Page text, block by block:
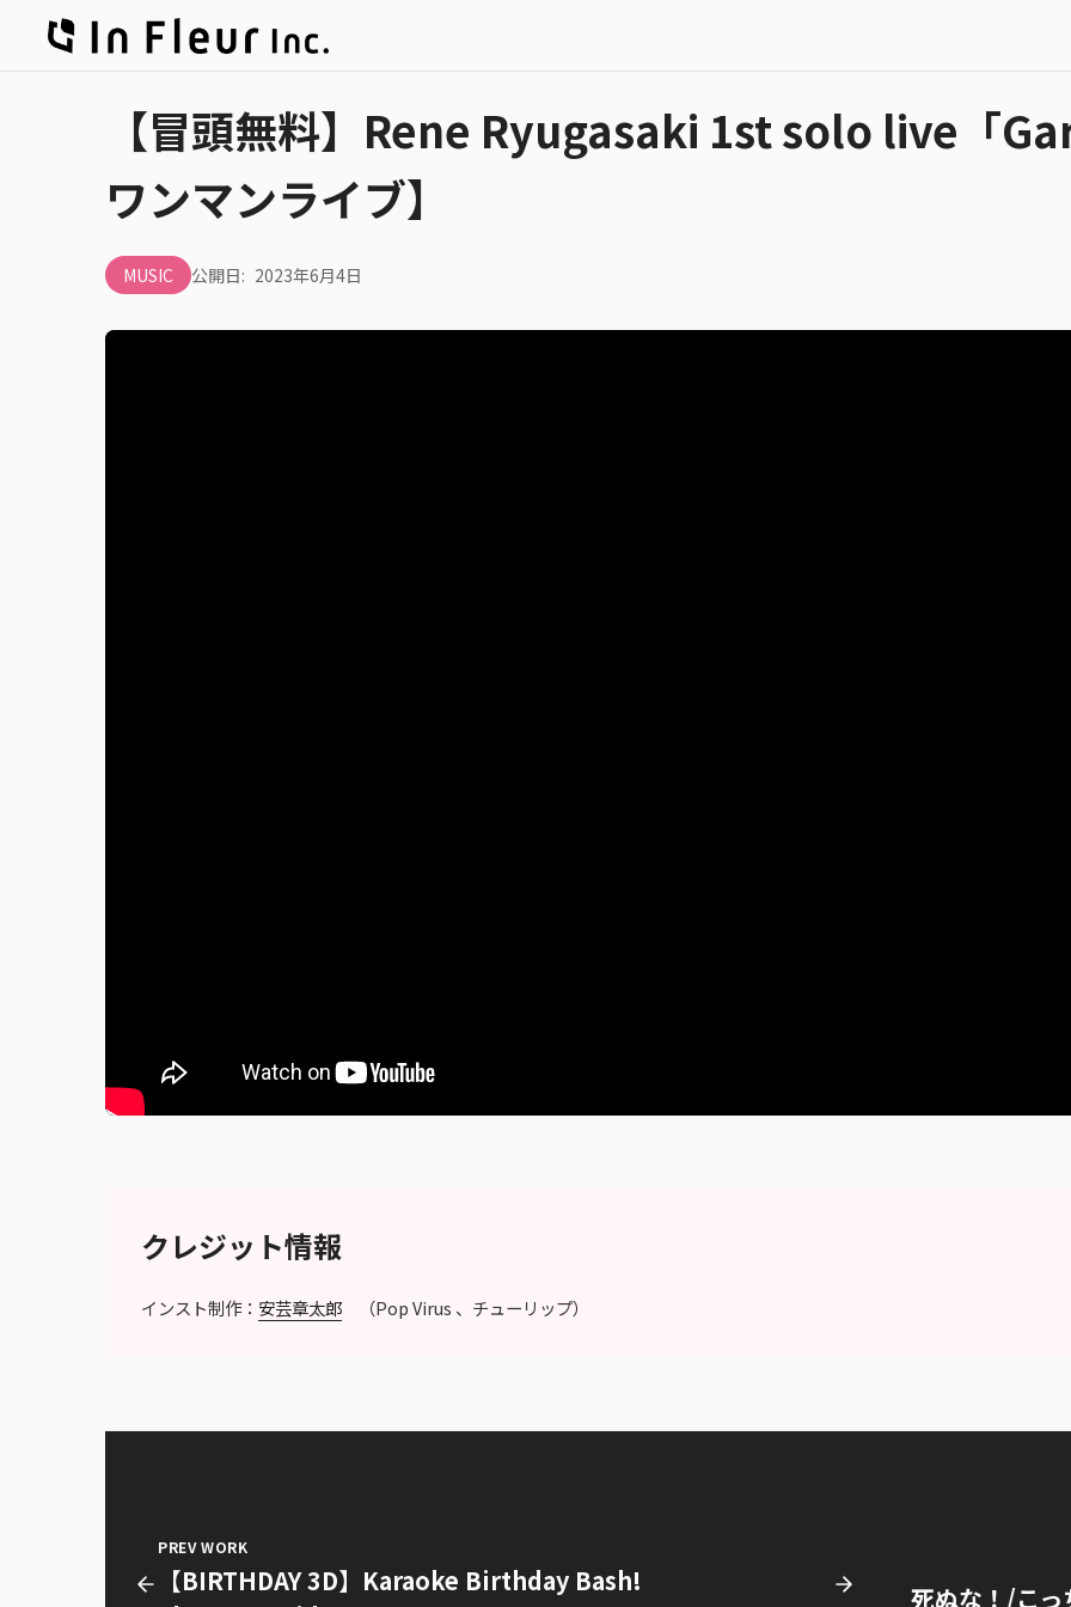
【冒頭無料】Rene Ryugasaki 1st solo live「
ワンマンライブ】
MUSIC 公開日: 2023年6月4日
クレジット情報
インスト制作： 安芸章太郎 （Pop Virus 、チューリップ）
PREV WORK
【BIRTHDAY 3D】Karaoke Birthday Bash!
死ぬな！/こ